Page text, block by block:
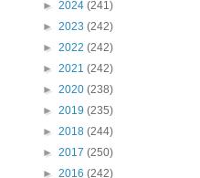
► 2024 (241)
► 2023 (242)
► 2022 (242)
► 2021 (242)
► 2020 (238)
► 2019 (235)
► 2018 (244)
► 2017 (250)
► 2016 (242)